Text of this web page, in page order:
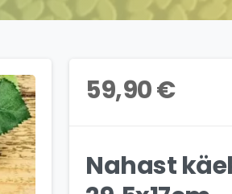
59,90€
Nahast